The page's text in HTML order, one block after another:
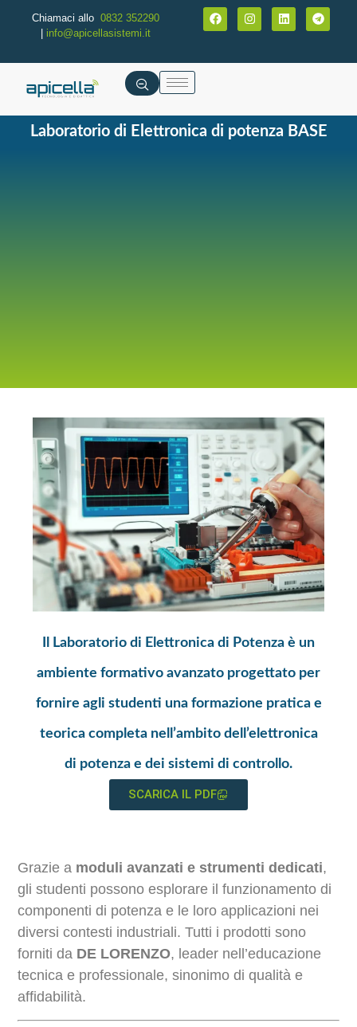
Chiamaci allo 0832 352290
info@apicellasistemi.it
Laboratorio di Elettronica di potenza BASE
Il Laboratorio di Elettronica di Potenza è un
ambiente formativo avanzato progettato per
fornire agli studenti una formazione pratica e
teorica completa nell’ambito dell’elettronica
di potenza e dei sistemi di controllo.
SCARICA IL PDF
Grazie a moduli avanzati e strumenti dedicati,
gli studenti possono esplorare il funzionamento di
componenti di potenza e le loro applicazioni nei
diversi contesti industriali. Tutti i prodotti sono
forniti da DE LORENZO, leader nell’educazione
tecnica e professionale, sinonimo di qualità e
affidabilità.